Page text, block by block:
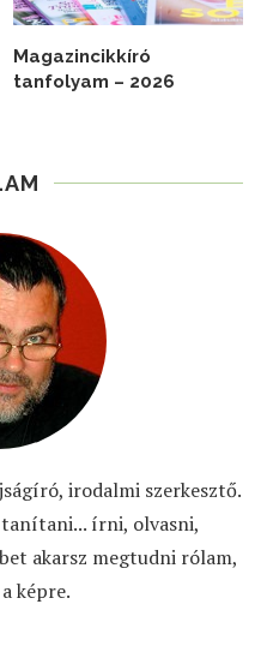
Magazincikkíró
tanfolyam – 2026
irodalmi szerkesztő.
írni, olvasni,
akarsz megtudni rólam,
képre.